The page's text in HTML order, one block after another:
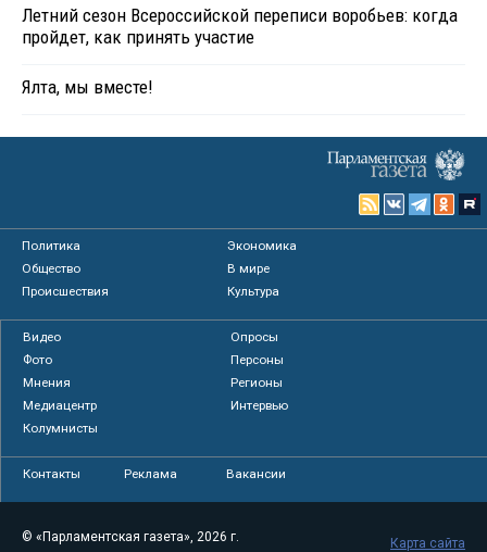
Летний сезон Всероссийской переписи воробьев: когда
пройдет, как принять участие
Ялта, мы вместе!
Политика
Экономика
Общество
В мире
Происшествия
Культура
Видео
Опросы
Фото
Персоны
Мнения
Регионы
Медиацентр
Интервью
Колумнисты
Контакты Реклама Вакансии
© «Парламентская газета», 2026 г.
Карта сайта